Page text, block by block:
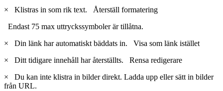
×
Klistras in som rik text. Återställ formatering
Endast 75 max uttryckssymboler är tillåtna.
×
Din länk har automatiskt bäddats in. Visa som länk istället
×
Ditt tidigare innehåll har återställts. Rensa redigerare
×
Du kan inte klistra in bilder direkt. Ladda upp eller sätt in bilder
från URL.